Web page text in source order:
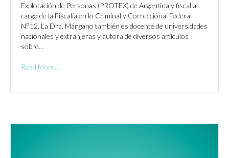
Explotación de Personas (PROTEX) de Argentina y fiscal a
cargo de la Fiscalía en lo Criminal y Correccional Federal
N°12. La Dra. Mángano también es docente de universidades
nacionales y extranjeras y autora de diversos artículos
sobre…
Read More...